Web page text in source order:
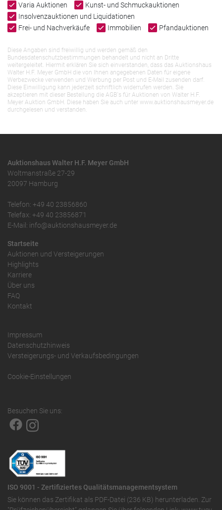
Varia Auktionen
Kunst- und Schmuckauktionen
Insolvenzauktionen und Liquidationen
Frei- und Nachverkäufe
Immobilien Pfandauktionen
Diese Angaben sind freiwillig und werden gemäß den
Bundesdatenschutzbestimmungen behandelt und nicht an Dritte
weitergeleitet. Hiermit erklären Sie sich einverstanden, dass das Auktionshaus
Walter H.F. Meyer GmbH die von Ihnen angegebenen Daten für eigene
Werbezwecke verwenden und Werbung per Post und E-Mail zusenden darf.
Diese Einwilligung kann jederzeit schriftlich widerrufen werden. Sie
akzeptieren mit dieser Bestellung die AGB`s für Auktionen von Walter H.F.
Meyer Auktion GmbH. Diese haben Sie auch unter www.auktionshausmeyer.de
durchgelesen und verstanden.
Auktionshaus Walter H.F. Meyer GmbH
Woltmanstraße 27-29
20097 Hamburg
Telefon: +49 40 23856860
Telefax: +49 40 23856871
E-Mail: info@auktionshausmeyer.de
Startseite
Auktionen und Versteigerungen
Highlights
Karriere
Über uns
FAQ
Kontakt
Impressum
Datenschutzhinweis
Versteigerungs- und Verkaufsbedingungen
Cookie-Einstellungen
Besuchen Sie uns:
ISO 9001 - Zertifiziertes Qualitätsmanagementsystem
Sie können das Zertifikat als PDF-Datei (236 KB) herunterladen. Zur